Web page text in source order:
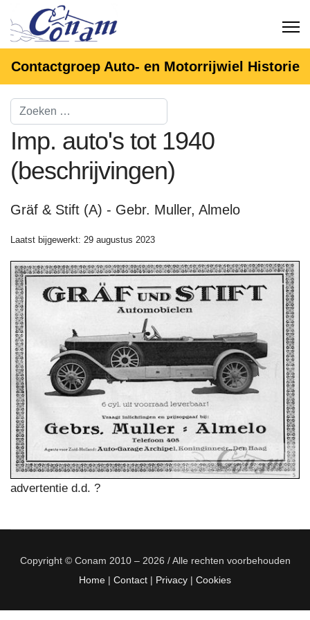
Contactgroep Auto- en Motorrijwiel Historie
Imp. auto's tot 1940
(beschrijvingen)
Gräf & Stift (A) - Gebr. Muller, Almelo
Laatst bijgewerkt: 29 augustus 2023
advertentie d.d. ?
Copyright © Conam 2010 – 2026 / Alle rechten voorbehouden
Home | Contact | Privacy | Cookies